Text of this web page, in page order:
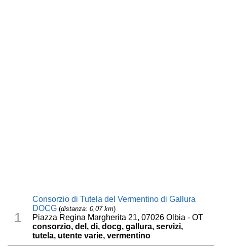
1
Consorzio di Tutela del Vermentino di Gallura
DOCG (distanza: 0,07 km)
Piazza Regina Margherita 21, 07026 Olbia - OT
consorzio, del, di, docg, gallura, servizi,
tutela, utente varie, vermentino